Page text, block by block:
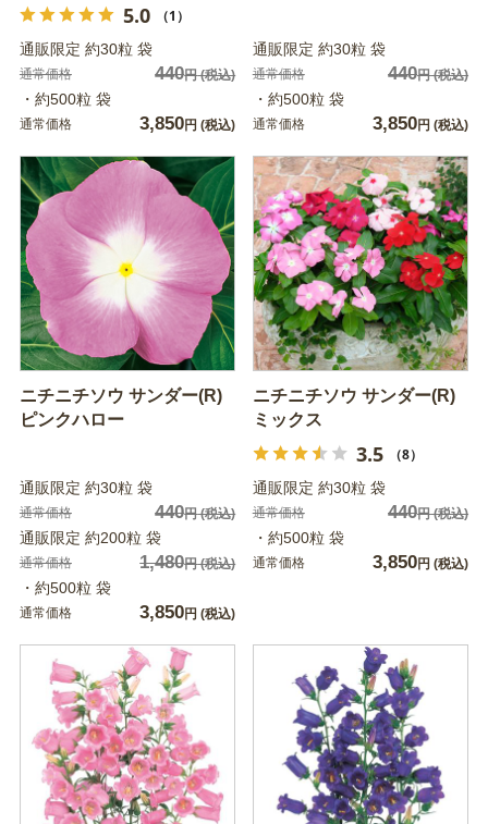
5.0 （1）
通販限定 約30粒 袋
通常価格 440円(税込)
・約500粒 袋
通常価格 3,850円 (税込)
通販限定 約30粒 袋
通常価格 440円(税込)
・約500粒 袋
通常価格 3,850円 (税込)
ニチニチソウ サンダー(R)
ピンクハロー
通販限定 約30粒 袋
通常価格 440円(税込)
通販限定 約200粒 袋
通常価格 1,480円(税込)
・約500粒 袋
通常価格 3,850円 (税込)
ニチニチソウ サンダー(R)
ミックス
3.5 （8）
通販限定 約30粒 袋
通常価格 440円(税込)
・約500粒 袋
通常価格 3,850円 (税込)